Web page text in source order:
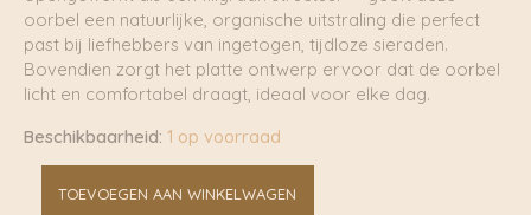
oorbel een natuurlijke, organische uitstraling die perfect
past bij liefhebbers van ingetogen, tijdloze sieraden.
Bovendien zorgt het platte ontwerp ervoor dat de oorbel
licht en comfortabel draagt, ideaal voor elke dag.
Beschikbaarheid: 1 op voorraad
FloralTOEVOEGEN AAN WINKELWAGEN